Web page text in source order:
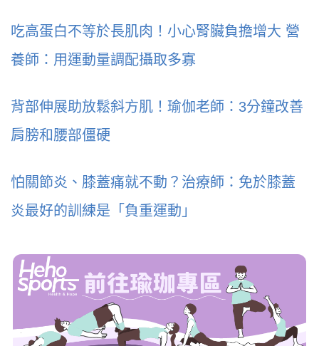
吃高蛋白不等於長肌肉！小心腎臟負擔增大 營
養師：用運動量調配攝取多寡
背部伸展助放鬆斜方肌！瑜伽老師：3分鐘改善
肩膀和腰部僵硬
怕關節炎、膝蓋痛就不動？治療師：免於膝蓋
炎最好的訓練是「負重運動」